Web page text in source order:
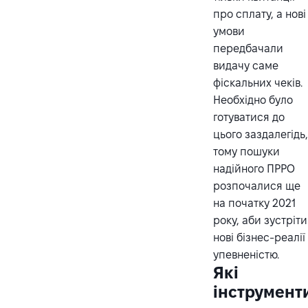
про сплату, а нові
умови
передбачали
видачу саме
фіскальних чеків.
Необхідно було
готуватися до
цього заздалегідь,
тому пошуки
надійного ПРРО
розпочалися ще
на початку 2021
року, аби зустріти
нові бізнес-реалії
упевненістю.
Які